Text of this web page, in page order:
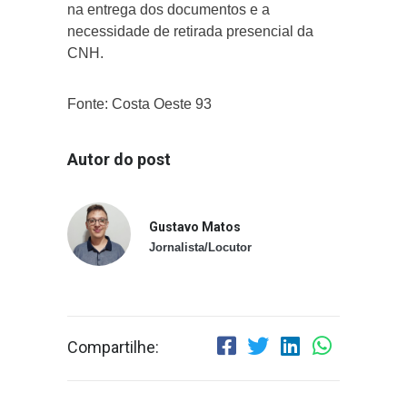
na entrega dos documentos e a
necessidade de retirada presencial da
CNH.
Fonte: Costa Oeste 93
Autor do post
Gustavo Matos
Jornalista/Locutor
Compartilhe: